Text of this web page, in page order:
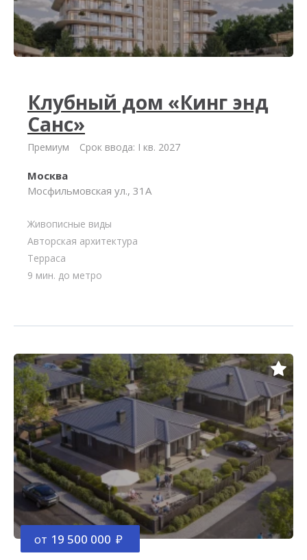
Клубный дом «Кинг энд
Санс»
Премиум Срок ввода: I кв. 2027
Москва
Мосфильмовская ул., 31А
Живописные виды
Авторская архитектура
Терраса
9 мин. до метро
от 19 500 000